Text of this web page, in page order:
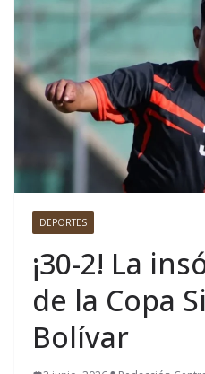
DEPORTES
¡30-2! La
de la Copa
Bolívar